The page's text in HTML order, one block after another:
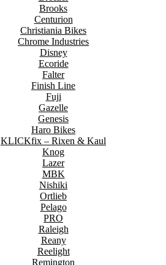
Brooks
Centurion
Christiania Bikes
Chrome Industries
Disney
Ecoride
Falter
Finish Line
Fuji
Gazelle
Genesis
Haro Bikes
KLICKfix – Rixen & Kaul
Knog
Lazer
MBK
Nishiki
Ortlieb
Pelago
PRO
Raleigh
Reany
Reelight
Remington